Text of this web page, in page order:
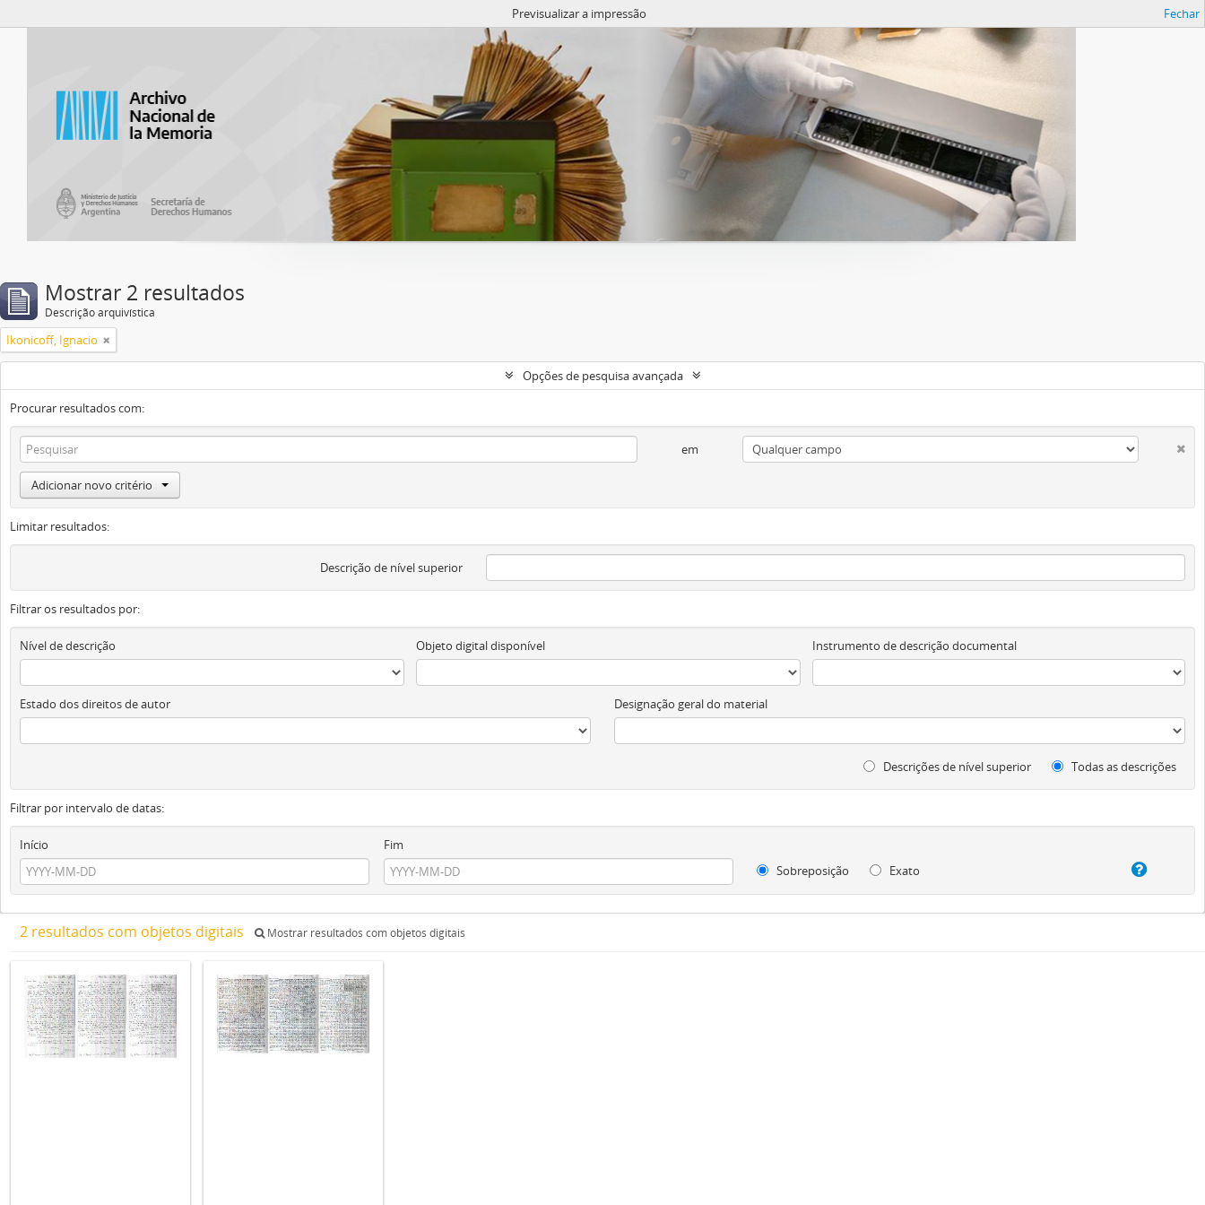
Previsualizar a impressão Fechar
Mostrar 2 resultados
Descrição arquivística
Ikonicoff, Ignacio
Opções de pesquisa avançada
Procurar resultados com:
em
Adicionar novo critério
Limitar resultados:
Descrição de nível superior
Filtrar os resultados por:
Nível de descrição Objeto digital disponível Instrumento de descrição documental
Estado dos direitos de autor Designação geral do material
Descrições de nível superior Todas as descrições
Filtrar por intervalo de datas:
Início
Fim
Sobreposição
Exato
2 resultados com objetos digitais Mostrar resultados com objetos digitais